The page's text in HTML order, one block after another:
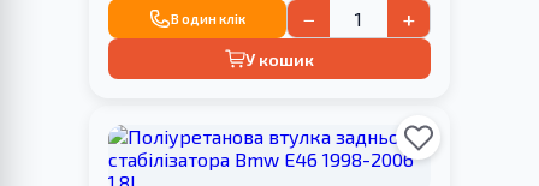
В один клік − +
У кошик